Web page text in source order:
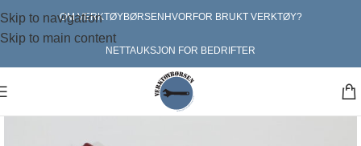
Skip to navigation
Skip to main content
OM VERKTØYBØRSEN HVORFOR BRUKT VERKTØY?
NETTAUKSJON FOR BEDRIFTER